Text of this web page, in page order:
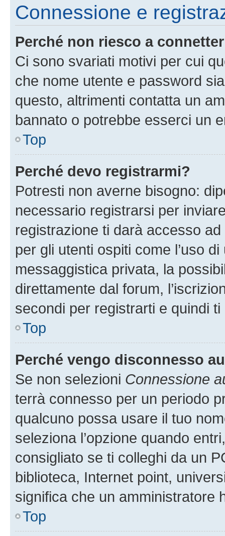
Connessione e
Perché non riesco a
Ci sono svariati motivi per cui
che nome utente e password
questo, altrimenti contatta un
bannato o potrebbe esserci un
Top
Perché devo registrarmi?
Potresti non averne bisogno:
necessario registrarsi per
registrazione ti darà accesso
per gli utenti ospiti come l’uso
messaggistica privata, la
direttamente dal forum,
secondi per registrarti e quindi
Top
Perché vengo disconnesso
Se non selezioni Connessione
terrà connesso per un periodo
qualcuno possa usare il tuo
seleziona l’opzione quando
consigliato se ti colleghi da un
biblioteca, Internet point,
significa che un amministratore
Top